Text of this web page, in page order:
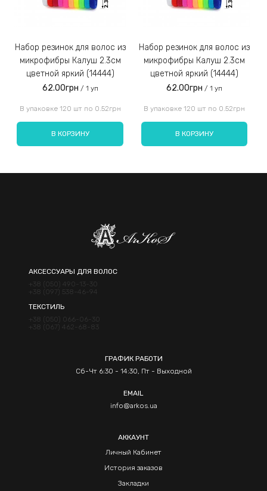
Набор резинок для волос из
микрофибры Калуш 2.3см
цветной яркий (14444)
62.00грн / 1 уп
В упаковке 120 шт по 0.52грн
В КОРЗИНУ
Набор резинок для волос из
микрофибры Калуш 2.3см
цветной яркий (14444)
62.00грн / 1 уп
В упаковке 120 шт по 0.52грн
В КОРЗИНУ
АКСЕССУАРЫ ДЛЯ ВОЛОС
+38 (050) 490-13-30
+38 (097) 538-46-94
ТЕКСТИЛЬ
+38 (050) 066-06-30
+38 (067) 462-68-83
ГРАФИК РАБОТИ
Сб-Чт 6:30 - 14:30, Пт - Выходной
EMAIL
info@arkos.ua
АККАУНТ
Личный Кабинет
История заказов
Закладки